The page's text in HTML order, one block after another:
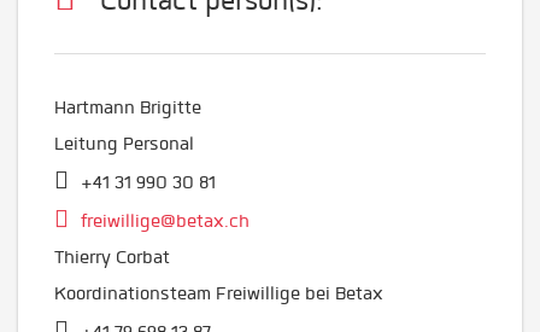
Hartmann Brigitte
Leitung Personal
+41 31 990 30 81
freiwillige@betax.ch
Thierry Corbat
Koordinationsteam Freiwillige bei Betax